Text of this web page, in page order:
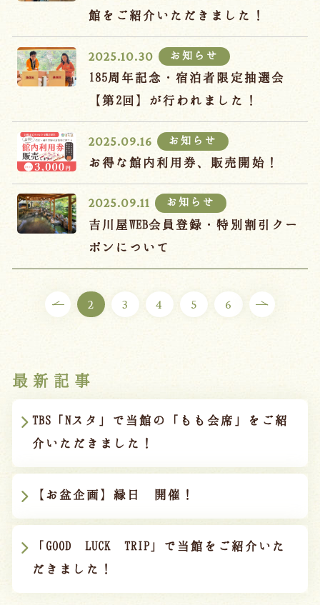
館をご紹介いただきました！
2025.10.30 お知らせ
185周年記念・宿泊者限定抽選会
【第2回】が行われました！
2025.09.16 お知らせ
お得な館内利用券、販売開始！
2025.09.11 お知らせ
吉川屋WEB会員登録・特別割引クー
ポンについて
2 3 4 5 6
最新記事
TBS「Nスタ」で当館の「もも会席」をご紹
介いただきました！
【お盆企画】縁日 開催！
「GOOD LUCK TRIP」で当館をご紹介いた
だきました！